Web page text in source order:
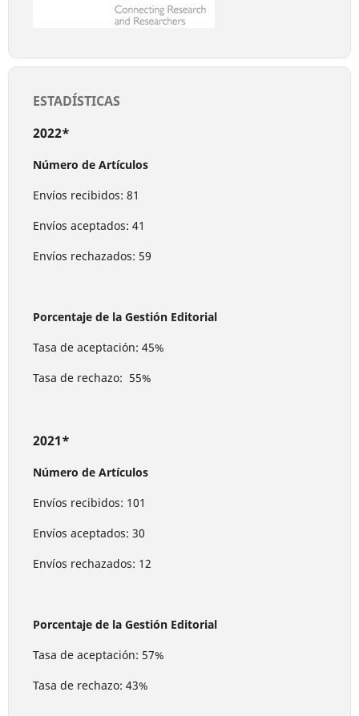
ESTADÍSTICAS
2022*
Número de Artículos
Envíos recibidos: 81
Envíos aceptados: 41
Envíos rechazados: 59
Porcentaje de la Gestión Editorial
Tasa de aceptación: 45%
Tasa de rechazo: 55%
2021*
Número de Artículos
Envíos recibidos: 101
Envíos aceptados: 30
Envíos rechazados: 12
Porcentaje de la Gestión Editorial
Tasa de aceptación: 57%
Tasa de rechazo: 43%